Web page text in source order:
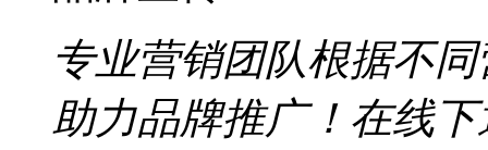
专业营销团队根据不
助力品牌推广！在线